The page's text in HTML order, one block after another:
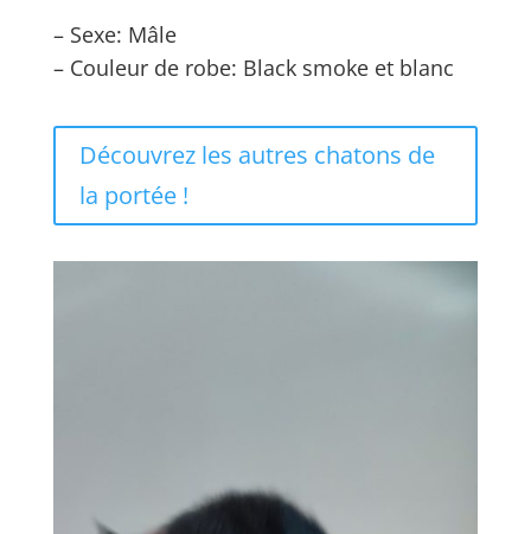
– Sexe: Mâle
– Couleur de robe: Black smoke et blanc
Découvrez les autres chatons de
la portée !